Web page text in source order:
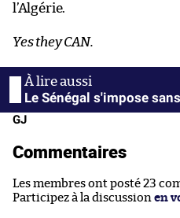
l’Algérie.
Yes they CAN.
Le Sénégal s'impose
GJ
Commentaires
Les membres ont posté 23
Participez à la discussion en